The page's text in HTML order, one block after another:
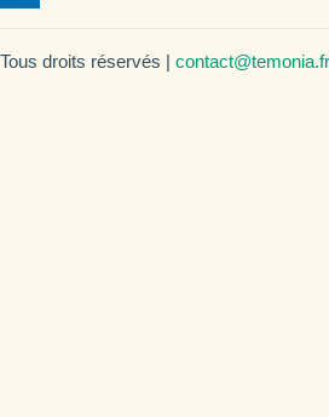
droits réservés | contact@temonia.fr